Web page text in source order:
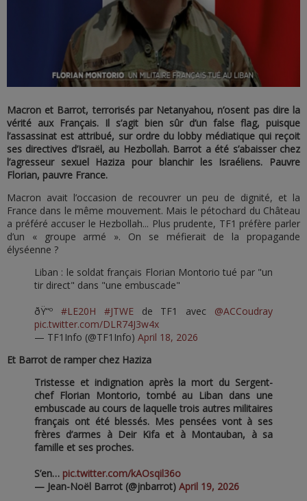
Macron et Barrot, terrorisés par Netanyahou, n’osent pas dire la
vérité aux Français. Il s’agit bien sûr d’un false flag, puisque
l’assassinat est attribué, sur ordre du lobby médiatique qui reçoit
ses directives d’Israël, au Hezbollah. Barrot a été s’abaisser chez
l’agresseur sexuel Haziza pour blanchir les Israéliens. Pauvre
Florian, pauvre France.
Macron avait l’occasion de recouvrer un peu de dignité, et la
France dans le même mouvement. Mais le pétochard du Château
a préféré accuser le Hezbollah... Plus prudente, TF1 préfère parler
d’un « groupe armé ». On se méfierait de la propagande
élyséenne ?
Liban : le soldat français Florian Montorio tué par "un
tir direct" dans "une embuscade"
ðŸ“º #LE20H #JTWEde TF1 avec @ACCoudray
pic.twitter.com/DLR74J3w4x
— TF1Info (@TF1Info) April 18, 2026
Et Barrot de ramper chez Haziza
Tristesse et indignation après la mort du Sergent-
chef Florian Montorio, tombé au Liban dans une
embuscade au cours de laquelle trois autres militaires
français ont été blessés. Mes pensées vont à ses
frères d’armes à Deir Kifa et à Montauban, à sa
famille et ses proches.
S’en… pic.twitter.com/kAOsqil36o
— Jean-Noël Barrot (@jnbarrot) April 19, 2026